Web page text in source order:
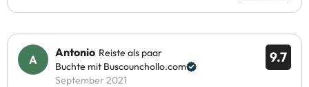
9.7
Antonio Reiste als paar
Buchte mit Buscounchollo.com
September 2021